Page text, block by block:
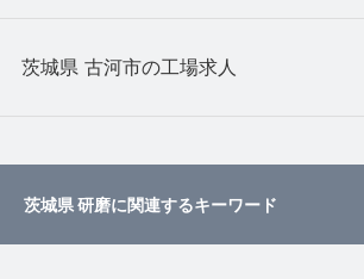
茨城県 古河市の工場求人
茨城県 研磨に関連するキーワード